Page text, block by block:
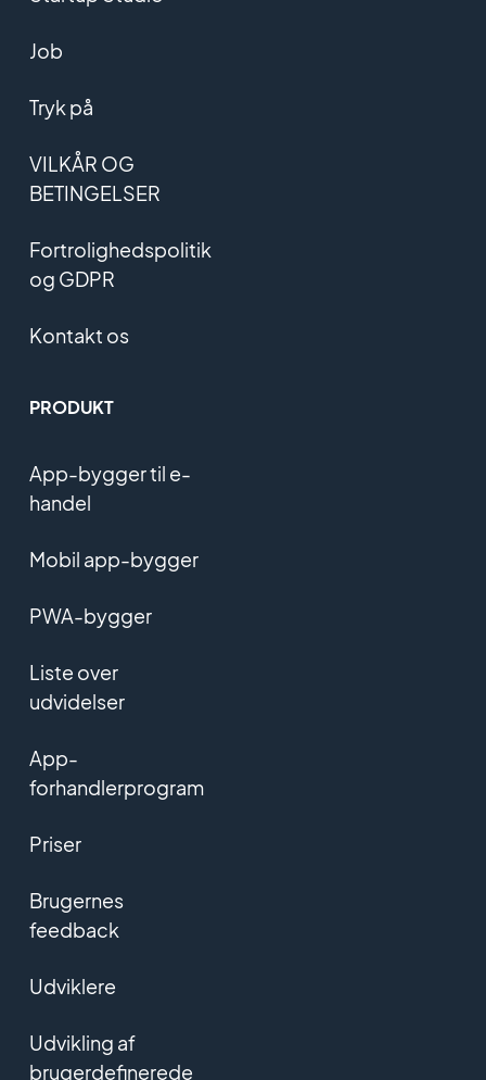
Job
Tryk på
VILKÅR OG
BETINGELSER
Fortrolighedspolitik
og GDPR
Kontakt os
PRODUKT
App-bygger til e-
handel
Mobil app-bygger
PWA-bygger
Liste over
udvidelser
App-
forhandlerprogram
Priser
Brugernes
feedback
Udviklere
Udvikling af
brugerdefinerede